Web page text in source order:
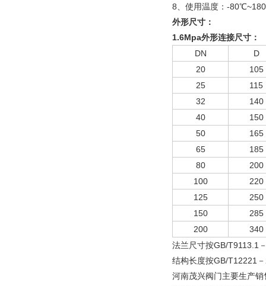
8、使用温度：-
外形尺寸：
1.6Mpa外形连接尺寸：
DN
D
20
105
25
115
32
140
40
150
50
165
65
185
80
200
100
220
125
250
150
285
200
340
法兰尺寸按GB/T9113.1
结构长度按GB/T12221
河南茂兴阀门主要生产销